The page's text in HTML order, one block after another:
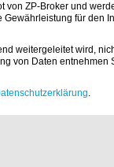
von ZP-Broker und
für den
weitergeleitet wird,
von Daten entnehmen
.